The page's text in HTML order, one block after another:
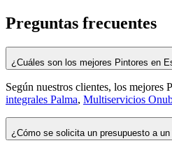
Preguntas frecuentes
¿Cuáles son los mejores Pintores en
Según nuestros clientes, los mejores
integrales Palma, Multiservicios
¿Cómo se solicita un presupuesto a